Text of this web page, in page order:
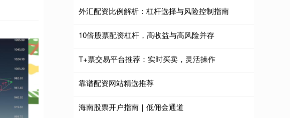
外汇配资比例解析：杠杆选择与风险控制指南
10倍股票配资杠杆，高收益与高风险并存
T+票交易平台推荐：实时买卖，灵活操作
靠谱配资网站精选推荐
海南股票开户指南｜低佣金通道